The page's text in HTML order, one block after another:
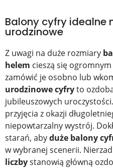
Balony cyfry idealne
urodzinowe
Z uwagi na duże rozmiary
helem cieszą się
zamówić je osobno lub
urodzinowe cyfryto
jubileuszowych
przyjęcia z okazji
niepowtarzalny wystrój.
starań, abyduże balony
w wybranej scenerii.
liczbystanowią główną